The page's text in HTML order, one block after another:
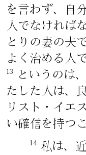
を言わず、自
人でなければ
とりの妻の夫
よく治める人
13
というのは
たした人は、
リスト・イエ
い確信を持つ
14 私は、